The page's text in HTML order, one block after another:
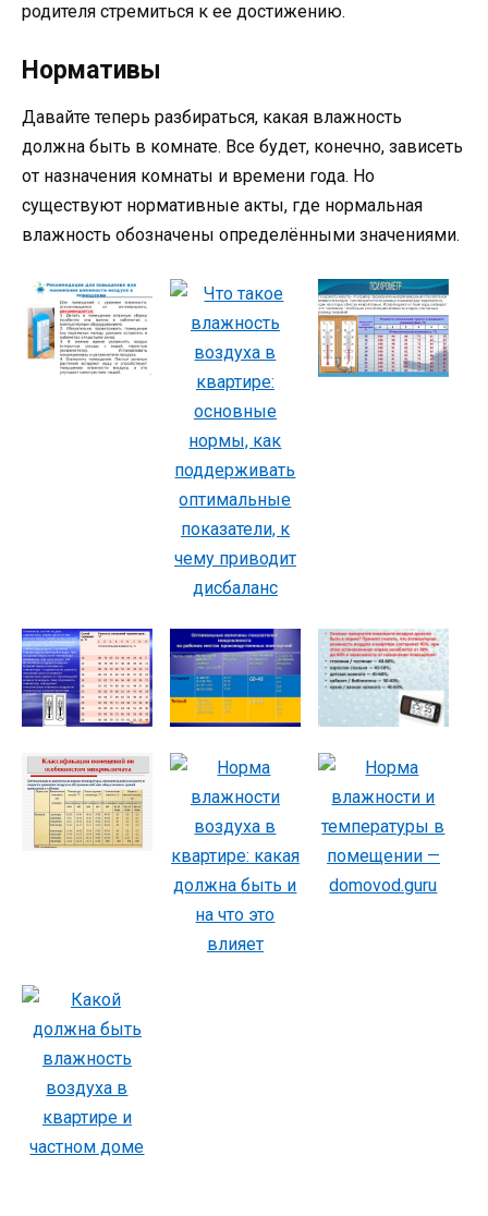
родителя стремиться к ее достижению.
Нормативы
Давайте теперь разбираться, какая влажность
должна быть в комнате. Все будет, конечно, зависеть
от назначения комнаты и времени года. Но
существуют нормативные акты, где нормальная
влажность обозначены определёнными значениями.